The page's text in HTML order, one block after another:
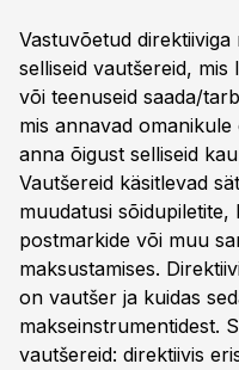
Vastuvõetud
selliseid vautšereid,
või teenuseid saada/
mis annavad
anna õigust selliseid
Vautšereid käsitlevad
muudatusi
postmarkide või muu
maksustamises.
on vautšer ja kuidas
makseinstrumentidest.
vautšereid: direktiivis